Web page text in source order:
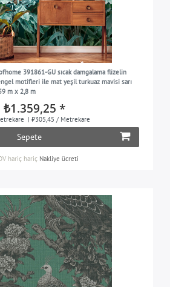
391861-GU sıcak damgalama flizelin
motifleri ile mat yeşil turkuaz mavisi sarı
m x 2,8 m
₺1.359,25 *
| ₺305,45 / Metrekare
Sepete
hariç hariç Nakliye ücreti